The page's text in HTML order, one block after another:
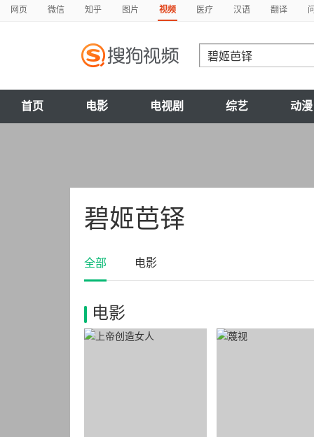
网页 微信 知乎 图片 视频 医疗 汉语 翻译
首页 电影 电视剧 综艺 动漫
碧姬芭铎
全部 电影
电影